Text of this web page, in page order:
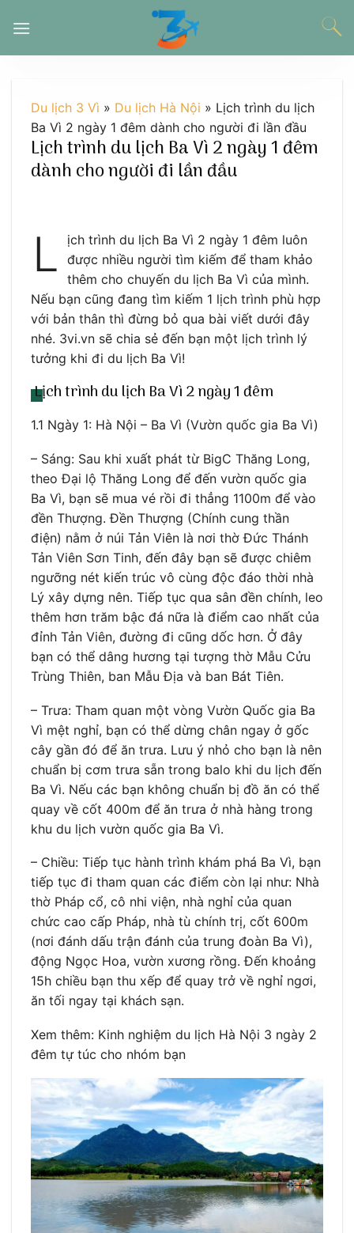
đến
Du lịch 3 Vì » Du lịch Hà Nội » Lịch trình du lịch
Ba Vì 2 ngày 1 đêm dành cho người đi lần đầu
Lịch trình du lịch Ba Vì 2 ngày 1 đêm
dành cho người đi lần đầu
L
ịch trình du lịch Ba Vì 2 ngày 1 đêm luôn
được nhiều người tìm kiếm để tham khảo
thêm cho chuyến du lịch Ba Vì của mình.
Nếu bạn cũng đang tìm kiếm 1 lịch trình phù hợp
với bản thân thì đừng bỏ qua bài viết dưới đây
nhé. 3vi.vn sẽ chia sẻ đến bạn một lịch trình lý
tưởng khi đi du lịch Ba Vì!
Lịch trình du lịch Ba Vì 2 ngày 1 đêm
1.1 Ngày 1: Hà Nội – Ba Vì (Vườn quốc gia Ba Vì)
– Sáng: Sau khi xuất phát từ BigC Thăng Long,
theo Đại lộ Thăng Long để đến vườn quốc gia
Ba Vì, bạn sẽ mua vé rồi đi thẳng 1100m để vào
đền Thượng. Đền Thượng (Chính cung thần
điện) nằm ở núi Tản Viên là nơi thờ Đức Thánh
Tản Viên Sơn Tinh, đến đây bạn sẽ được chiêm
ngưỡng nét kiến trúc vô cùng độc đáo thời nhà
Lý xây dựng nên. Tiếp tục qua sân đền chính, leo
thêm hơn trăm bậc đá nữa là điểm cao nhất của
đỉnh Tản Viên, đường đi cũng dốc hơn. Ở đây
bạn có thể dâng hương tại tượng thờ Mẫu Cửu
Trùng Thiên, ban Mẫu Địa và ban Bát Tiên.
– Trưa: Tham quan một vòng Vườn Quốc gia Ba
Vì mệt nghỉ, bạn có thể dừng chân ngay ở gốc
cây gần đó để ăn trưa. Lưu ý nhỏ cho bạn là nên
chuẩn bị cơm trưa sẵn trong balo khi du lịch đến
Ba Vì. Nếu các bạn không chuẩn bị đồ ăn có thể
quay về cốt 400m để ăn trưa ở nhà hàng trong
khu du lịch vườn quốc gia Ba Vì.
– Chiều: Tiếp tục hành trình khám phá Ba Vì, bạn
tiếp tục đi tham quan các điểm còn lại như: Nhà
thờ Pháp cổ, cô nhi viện, nhà nghỉ của quan
chức cao cấp Pháp, nhà tù chính trị, cốt 600m
(nơi đánh dấu trận đánh của trung đoàn Ba Vì),
động Ngọc Hoa, vườn xương rồng. Đến khoảng
15h chiều bạn thu xếp để quay trở về nghỉ ngơi,
ăn tối ngay tại khách sạn.
Xem thêm: Kinh nghiệm du lịch Hà Nội 3 ngày 2
đêm tự túc cho nhóm bạn